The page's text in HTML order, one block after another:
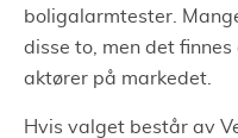
boligalarmtester.
disse to, men det
aktører på markedet.
Hvis valget består av